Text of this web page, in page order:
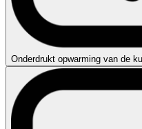
Onderdrukt opwarming van de